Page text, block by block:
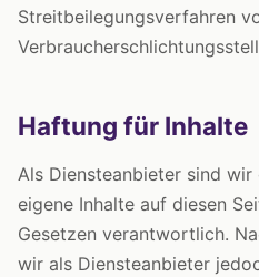
Streitbeilegungsverfahren
Haftung für Inhalte
Als Diensteanbieter sind wir
eigene Inhalte auf diesen
Gesetzen verantwortlich.
wir als Diensteanbieter